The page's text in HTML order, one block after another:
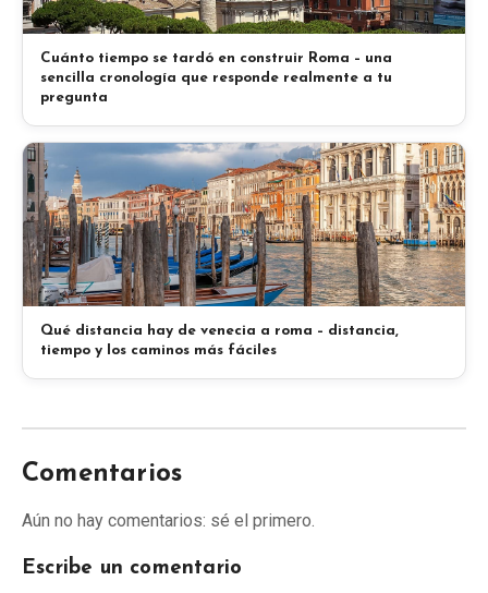
Cuánto tiempo se tardó en construir Roma – una
sencilla cronología que responde realmente a tu
pregunta
Qué distancia hay de venecia a roma – distancia,
tiempo y los caminos más fáciles
Comentarios
Aún no hay comentarios: sé el primero.
Escribe un comentario